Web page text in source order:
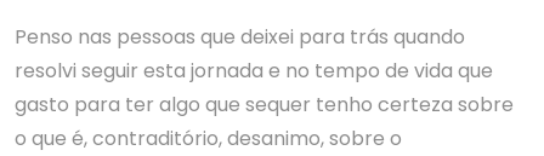
Penso nas pessoas que deixei para trás quando
resolvi seguir esta jornada e no tempo de vida que
gasto para ter algo que sequer tenho certeza sobre
o que é, contraditório, desanimo, sobre o